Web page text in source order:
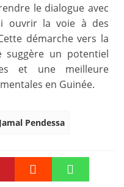
le dialogue avec
ouvrir la voie à des
démarche vers la
suggère un potentiel
et une meilleure
en Guinée.
Pendessa